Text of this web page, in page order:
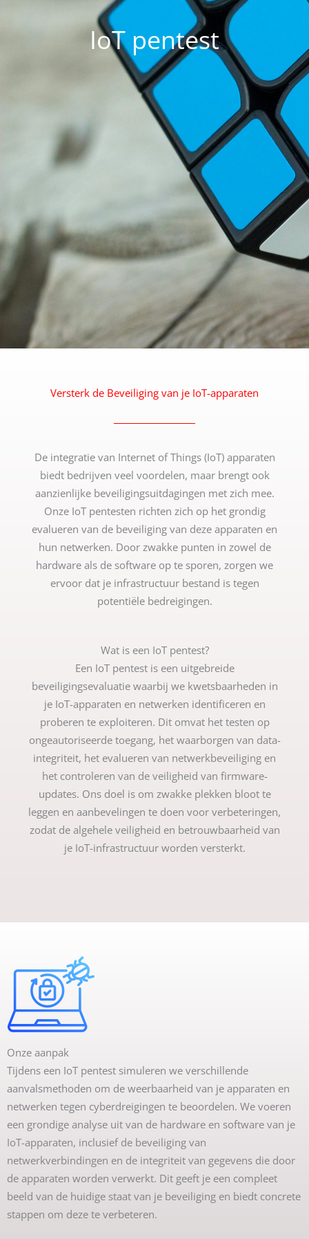
IoT pentest
Versterk de Beveiliging van je IoT-apparaten
De integratie van Internet of Things (IoT) apparaten
biedt bedrijven veel voordelen, maar brengt ook
aanzienlijke beveiligingsuitdagingen met zich mee.
Onze IoT pentesten richten zich op het grondig
evalueren van de beveiliging van deze apparaten en
hun netwerken. Door zwakke punten in zowel de
hardware als de software op te sporen, zorgen we
ervoor dat je infrastructuur bestand is tegen
potentiële bedreigingen.
Wat is een IoT pentest?
Een IoT pentest is een uitgebreide
beveiligingsevaluatie waarbij we kwetsbaarheden in
je IoT-apparaten en netwerken identificeren en
proberen te exploiteren. Dit omvat het testen op
ongeautoriseerde toegang, het waarborgen van data-
integriteit, het evalueren van netwerkbeveiliging en
het controleren van de veiligheid van firmware-
updates. Ons doel is om zwakke plekken bloot te
leggen en aanbevelingen te doen voor verbeteringen,
zodat de algehele veiligheid en betrouwbaarheid van
je IoT-infrastructuur worden versterkt.
Onze aanpak
Tijdens een IoT pentest simuleren we verschillende
aanvalsmethoden om de weerbaarheid van je apparaten en
netwerken tegen cyberdreigingen te beoordelen. We voeren
een grondige analyse uit van de hardware en software van je
IoT-apparaten, inclusief de beveiliging van
netwerkverbindingen en de integriteit van gegevens die door
de apparaten worden verwerkt. Dit geeft je een compleet
beeld van de huidige staat van je beveiliging en biedt concrete
stappen om deze te verbeteren.